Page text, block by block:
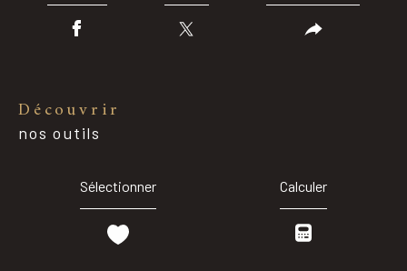
découvrir
nos outils
Sélectionner Calculer